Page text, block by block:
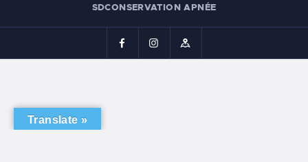
SDCONSERVATION APNÉE
Translate »